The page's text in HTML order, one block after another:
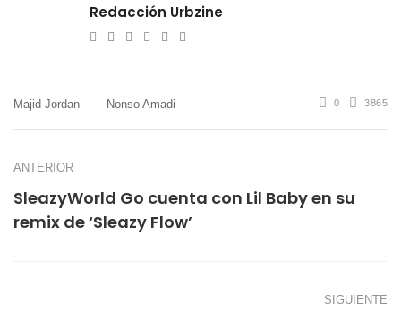
Redacción Urbzine
WebsiteTwitterFacebook
Youtube
Majid Jordan Nonso Amadi 0 3865
ANTERIOR
SleazyWorld Go cuenta con Lil Baby en su
remix de ‘Sleazy Flow’
SIGUIENTE